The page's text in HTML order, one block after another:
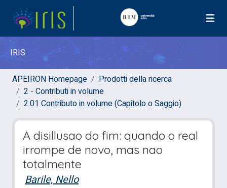
IRIS
APEIRON Homepage
Prodotti della ricerca
2 - Contributi in volume
2.01 Contributo in volume (Capitolo o Saggio)
A disillusao do fim: quando o real
irrompe de novo, mas nao
totalmente
Barile, Nello